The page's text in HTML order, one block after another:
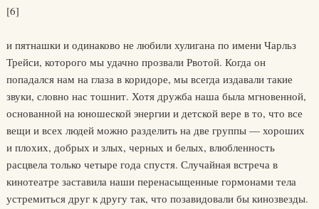
[6]
и пятнашки и одинаково не любили хулигана по имени Чарльз
Трейси, которого мы удачно прозвали Рвотой. Когда он
попадался нам на глаза в коридоре, мы всегда издавали такие
звуки, словно нас тошнит. Хотя дружба наша была мгновенной,
основанной на юношеской энергии и детской вере в то, что все
вещи и всех людей можно разделить на две группы — хороших
и плохих, добрых и злых, черных и белых, влюбленность
расцвела только четыре года спустя. Случайная встреча в
кинотеатре заставила наши перенасыщенные гормонами тела
устремиться друг к другу так, что позавидовали бы кинозвезды.